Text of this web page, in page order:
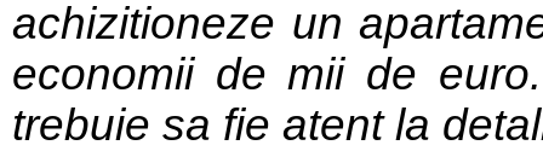
achizitioneze un
economii de mii de
trebuie sa fie atent la